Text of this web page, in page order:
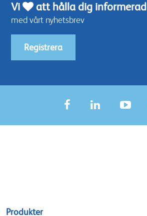
Vi att hålla dig informerad
med vårt nyhetsbrev
Registrera
Sitemap
Produkter